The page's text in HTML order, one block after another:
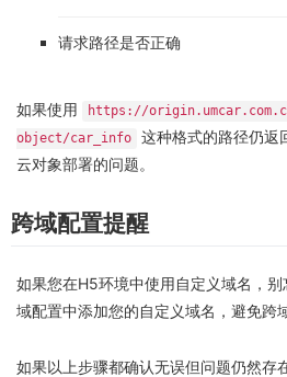
请求路径是否正确
如果使用
https://
object/car_info
这种格式的路径仍
云对象部署的问题。
跨域配置提醒
如果您在H5环境中使用自定义域名，
域配置中添加您的自定义域名，避免跨
如果以上步骤都确认无误但问题仍然存